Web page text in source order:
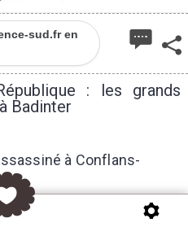
sud.fr en
: les grands
Badinter
à Conflans-
prends les spectateurs